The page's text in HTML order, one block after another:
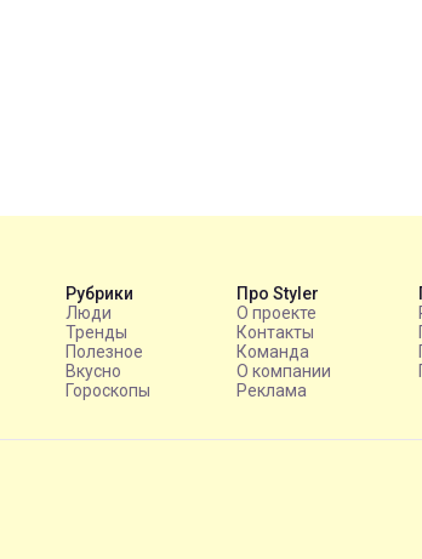
Рубрики
Люди
Тренды
Полезное
Вкусно
Гороскопы
Про Styler
О проекте
Контакты
Команда
О компании
Реклама